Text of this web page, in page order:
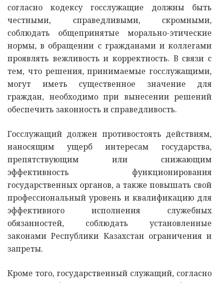
согласно кодексу госслужащие должны быть
честными, справедливыми, скромными,
соблюдать общепринятые морально-этические
нормы, в обращении с гражданами и коллегами
проявлять вежливость и корректность. В связи с
тем, что решения, принимаемые госслужащими,
могут иметь существенное значение для
граждан, необходимо при вынесении решений
обеспечить законность и справедливость.
Госслужащий должен противостоять действиям,
наносящим ущерб интересам государства,
препятствующим или снижающим
эффективность функционирования
государственных органов, а также повышать свой
профессиональный уровень и квалификацию для
эффективного исполнения служебных
обязанностей, соблюдать установленные
законами Республики Казахстан ограничения и
запреты.
Кроме того, государственный служащий, согласно